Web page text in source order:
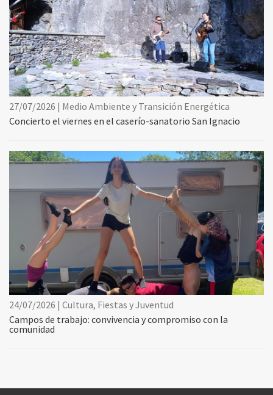
27/07/2026 | Medio Ambiente y Transición Energética
Concierto el viernes en el caserío-sanatorio San Ignacio
24/07/2026 | Cultura, Fiestas y Juventud
Campos de trabajo: convivencia y compromiso con la
comunidad